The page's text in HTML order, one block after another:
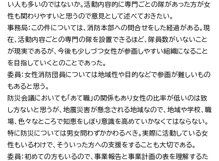
い人も多いのではないか。活動内容的に専門ごとの隊があった方が女
性も関わりやすいと思うので意見として述べておきたい。
事務局：この件については、消防本部への問合せをした経過がある。現
在、活動内容ごとの専門の隊を設置できるほど、隊員数がいないこと
が現実であるが、今後も少しづつ女性が参画しやすい組織になること
を目指していくとのことであった。
委員：女性消防団員については地域性や目的などで参画が難しいもの
もあると思う。
防災会議においても「あて職」の関係もあり女性の比率が低いのは致
し方ないと思うが、地震災害が懸念される地域なので、地域や学校、職
場、色々なところで知恵をしぼり意識を高めていかなくてはならない。
特に防災については男女問わずかかわるべき。実際に活動している女
性もいるわけで、そういった方への支援をすることも大切である。
委員：初めての方もいるので、事業報告と事業計画の表を理解するた